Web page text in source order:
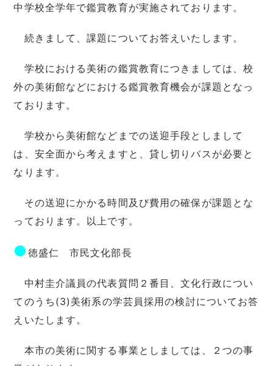
中学校全学年で鑑賞教育が実施されております。
続きまして、課題についてお答えいたします。
学校における美術の鑑賞教育につきましては、校
外の美術館などにおける鑑賞教育機会が課題となっ
ております。
学校から美術館などまでの送迎手段としまして
は、安全面から考えますと、貸し切りバスが必要と
なります。
その送迎にかかる時間及び費用の確保が課題とな
っております。以上です。
● 徳盛仁 市民文化部長
中村圭介議員の代表質問２番目、文化行政につい
てのうち(3)美術系の学芸員採用の検討についてお答
えいたします。
本市の美術に関する事業としましては、２つの事